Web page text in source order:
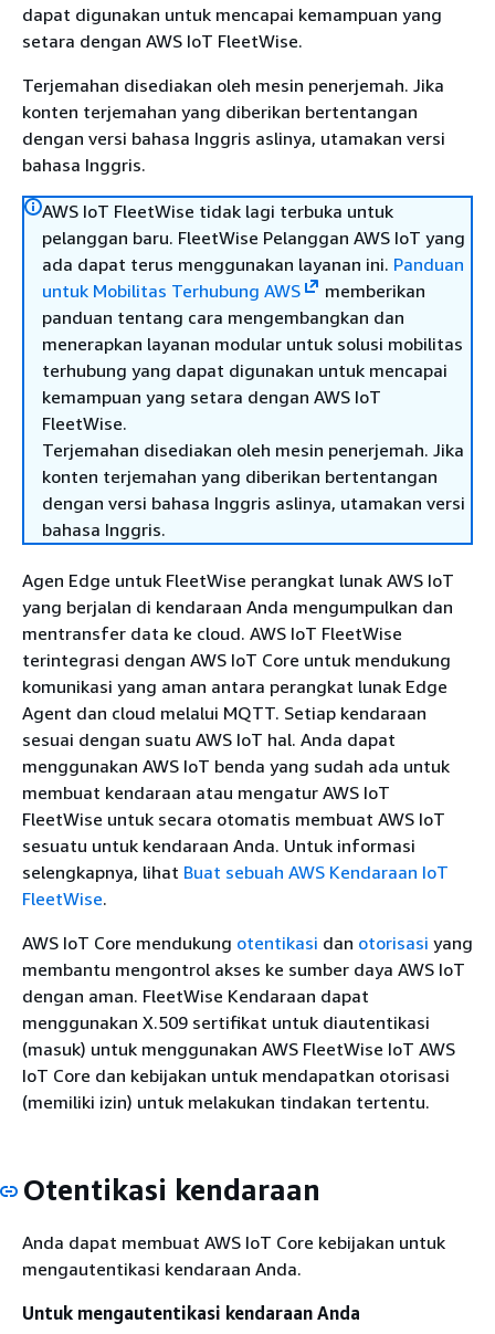
dapat digunakan untuk mencapai kemampuan yang
setara dengan AWS IoT FleetWise.
Terjemahan disediakan oleh mesin penerjemah. Jika
konten terjemahan yang diberikan bertentangan
dengan versi bahasa Inggris aslinya, utamakan versi
bahasa Inggris.
AWS IoT FleetWise tidak lagi terbuka untuk
pelanggan baru. FleetWise Pelanggan AWS IoT yang
ada dapat terus menggunakan layanan ini. Panduan
untuk Mobilitas Terhubung AWS
memberikan
panduan tentang cara mengembangkan dan
menerapkan layanan modular untuk solusi mobilitas
terhubung yang dapat digunakan untuk mencapai
kemampuan yang setara dengan AWS IoT
FleetWise.
Terjemahan disediakan oleh mesin penerjemah. Jika
konten terjemahan yang diberikan bertentangan
dengan versi bahasa Inggris aslinya, utamakan versi
bahasa Inggris.
Agen Edge untuk FleetWise perangkat lunak AWS IoT
yang berjalan di kendaraan Anda mengumpulkan dan
mentransfer data ke cloud. AWS IoT FleetWise
terintegrasi dengan AWS IoT Core untuk mendukung
komunikasi yang aman antara perangkat lunak Edge
Agent dan cloud melalui MQTT. Setiap kendaraan
sesuai dengan suatu AWS IoT hal. Anda dapat
menggunakan AWS IoT benda yang sudah ada untuk
membuat kendaraan atau mengatur AWS IoT
FleetWise untuk secara otomatis membuat AWS IoT
sesuatu untuk kendaraan Anda. Untuk informasi
selengkapnya, lihat Buat sebuah AWS Kendaraan IoT
FleetWise.
AWS IoT Core mendukung otentikasi dan otorisasi yang
membantu mengontrol akses ke sumber daya AWS IoT
dengan aman. FleetWise Kendaraan dapat
menggunakan X.509 sertifikat untuk diautentikasi
(masuk) untuk menggunakan AWS FleetWise IoT AWS
IoT Core dan kebijakan untuk mendapatkan otorisasi
(memiliki izin) untuk melakukan tindakan tertentu.
Otentikasi kendaraan
Anda dapat membuat AWS IoT Core kebijakan untuk
mengautentikasi kendaraan Anda.
Untuk mengautentikasi kendaraan Anda